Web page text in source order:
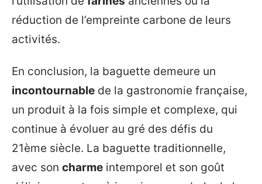
réduction de l’empreinte carbone de leurs
activités.
En conclusion, la baguette demeure un
incontournable de la gastronomie française,
un produit à la fois simple et complexe, qui
continue à évoluer au gré des défis du
21ème siècle. La baguette traditionnelle,
avec son charme intemporel et son goût